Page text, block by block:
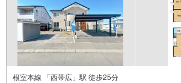
根室本線 「西帯広」駅 徒歩25分